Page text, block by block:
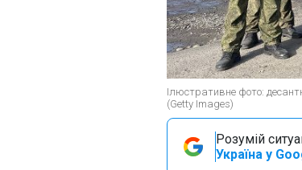
Ілюстративне фото:
(Getty Images)
Розумій
Україна у